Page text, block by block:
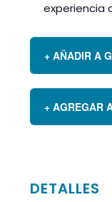
experiencia
+ AÑADIR A
+ AGREGAR
DETALLES